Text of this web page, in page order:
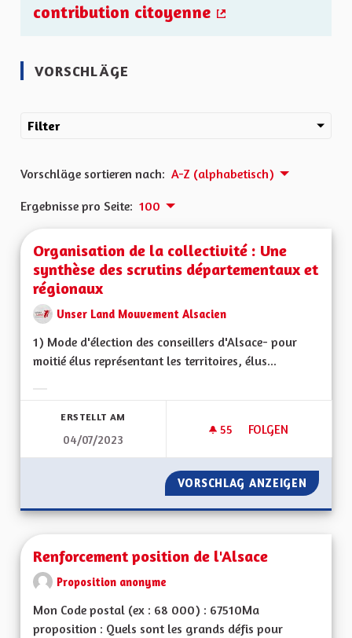
contribution citoyenne
VORSCHLÄGE
Filter
Vorschläge sortieren nach: A-Z (alphabetisch)
Ergebnisse pro Seite: 100
Organisation de la collectivité : Une
synthèse des scrutins départementaux et
régionaux
Unser Land Mouvement Alsacien
1) Mode d'élection des conseillers d'Alsace- pour
moitié élus représentant les territoires, élus...
ERSTELLT AM
04/07/2023
55 55 FOLLOWER
FOLGEN
ORGANISATION
VORSCHLAG ANZEIGEN
Renforcement position de l'Alsace
Proposition anonyme
Mon Code postal (ex : 68 000) : 67510Ma
proposition : Quels sont les grands défis pour